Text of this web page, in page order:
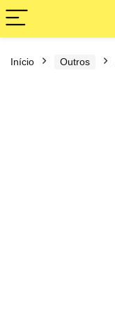
Início Outros